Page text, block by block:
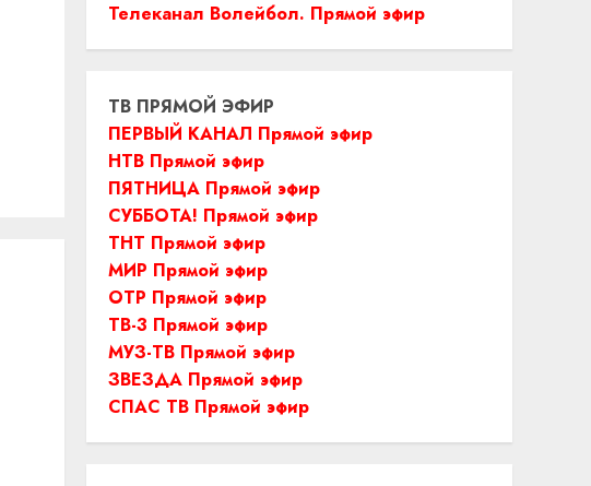
Телеканал Волейбол. Прямой эфир
ТВ ПРЯМОЙ ЭФИР
ПЕРВЫЙ КАНАЛ Прямой эфир
НТВ Прямой эфир
ПЯТНИЦА Прямой эфир
СУББОТА! Прямой эфир
ТНТ Прямой эфир
МИР Прямой эфир
ОТР Прямой эфир
ТВ-3 Прямой эфир
МУЗ-ТВ Прямой эфир
ЗВЕЗДА Прямой эфир
СПАС ТВ Прямой эфир